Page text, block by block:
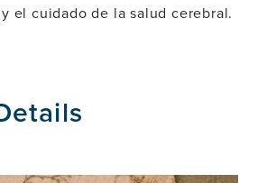
el cuidado de la salud cerebral.